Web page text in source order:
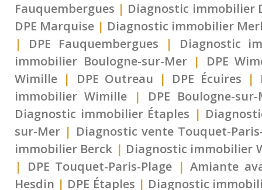
Fauquembergues | Diagnostic immobilier
DPE Marquise | Diagnostic immobilier
| DPE Fauquembergues | Diagnostic
immobilier Boulogne-sur-Mer| DPE
Wimille | DPE Outreau | DPE Écuires |
immobilier Wimille| DPE Boulogne-sur-
Diagnostic immobilier Étaples |
sur-Mer | Diagnostic vente Touquet-
immobilier Berck | Diagnostic immobilier
| DPE Touquet-Paris-Plage |Amiante
Hesdin | DPE Étaples | Diagnostic